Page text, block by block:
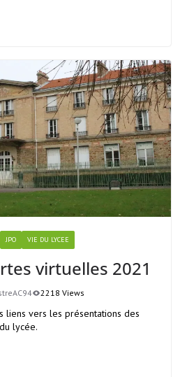
JPO VIE DU LYCEE
virtuelles 2021
2218 Views
liens vers les présentations des
lycée.